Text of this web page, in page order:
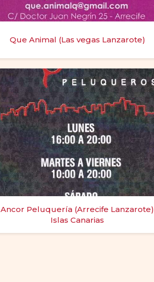
Que Animal (Las vegas Lanzarote)
Ancor Peluquería (Arrecife Lanzarote)
Islas Canarias